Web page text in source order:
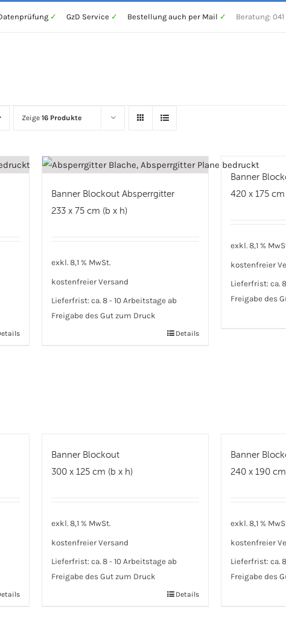
✓ GzD Service ✓ Bestellung auch per Mail ✓ Beratung: 041
Zeige 16 Produkte
Banner Blockout Absperrgitter
233 x 75 cm (b x h)
exkl. 8,1 % MwSt.
kostenfreier Versand
Lieferfrist: ca. 8 - 10 Arbeitstage ab
Freigabe des Gut zum Druck
Details
Banner
420 x 175
exkl. 8,1 %
kostenfreier
Lieferfrist: ca.
Freigabe des
Banner Blockout
300 x 125 cm (b x h)
exkl. 8,1 % MwSt.
kostenfreier Versand
Lieferfrist: ca. 8 - 10 Arbeitstage ab
Freigabe des Gut zum Druck
Details
Banner
240 x 190
exkl. 8,1 %
kostenfreier
Lieferfrist: ca.
Freigabe des